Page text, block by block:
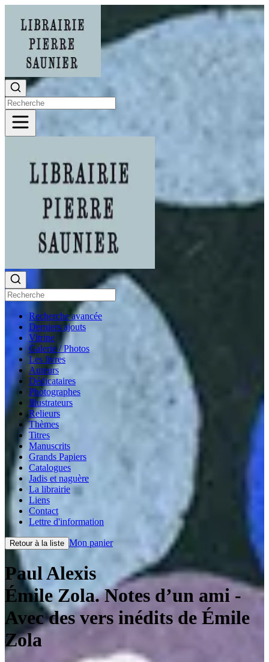
Recherche avancée
Derniers ajouts
Vitrine
Galerie / Photos
Les livres
Auteurs
Dédicataires
Photographes
Illustrateurs
Relieurs
Thèmes
Titres
Manuscrits
Grands Papiers
Catalogues
Jadis et naguère
La librairie
Liens
Contact
Lettre d'information
Retour à la liste Mon panier
Paul Alexis
Émile Zola. Notes d’un ami -
Avec des vers inédits de Émile
Zola